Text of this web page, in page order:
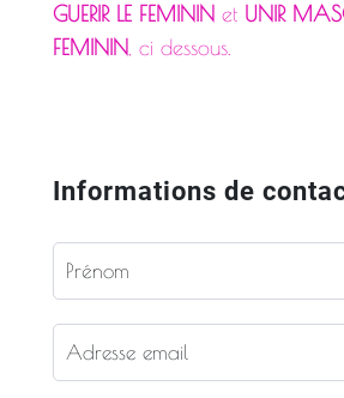
GUERIR LE FEMININ et UNIR
FEMININ , ci dessous.
Informations de